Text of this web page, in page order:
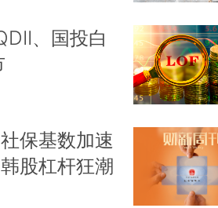
、国投白
保基数加速
股杠杆狂潮